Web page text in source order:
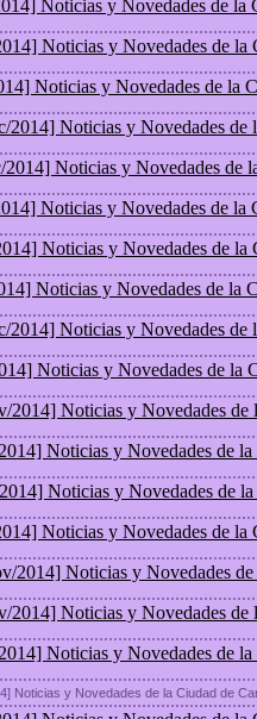
Noticias y Novedades de la
Noticias y Novedades de la
Noticias y Novedades de la
2014] Noticias y Novedades de
Noticias y Novedades de
Noticias y Novedades de la
Noticias y Novedades de la
Noticias y Novedades de la
2014] Noticias y Novedades de
Noticias y Novedades de la
2014] Noticias y Novedades de
Noticias y Novedades de
Noticias y Novedades de
Noticias y Novedades de la
2014] Noticias y Novedades
2014] Noticias y Novedades de
Noticias y Novedades de
Noticias y Novedades de la Ciudad de